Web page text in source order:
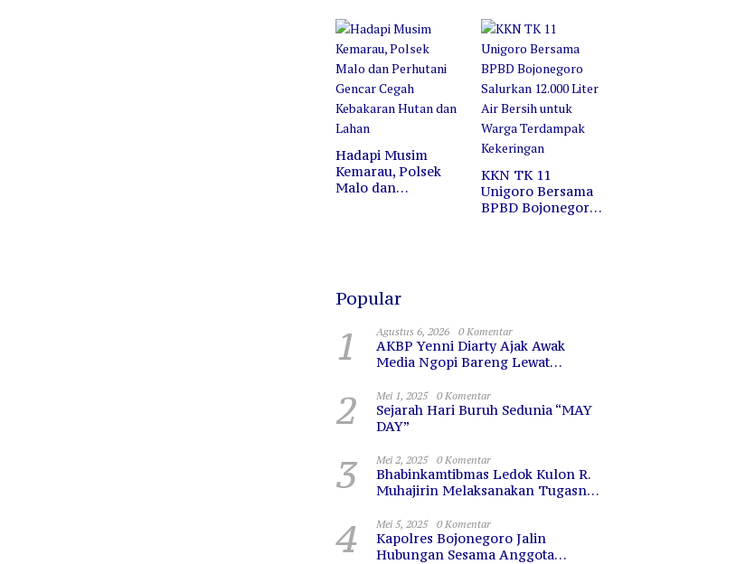
Cermin untuk
Berkaca
Pasar Wisata
Bojonegoro
Hadapi Musim
Kemarau, Polsek
Malo dan
KKN TK 11
Unigoro Bersama
BPBD Bojonegoro
Popular
1 Agustus 6, 2026 0 Komentar
AKBP Yenni Diarty Ajak Awak
Media Ngopi Bareng Lewat
Sinergi
2 Mei 1, 2025 0 Komentar
Sejarah Hari Buruh Sedunia “MAY
DAY”
3 Mei 2, 2025 0 Komentar
Bhabinkamtibmas Ledok Kulon R.
Muhajirin Melaksanakan Tugasnya
4 Mei 5, 2025 0 Komentar
Kapolres Bojonegoro Jalin
Hubungan Sesama Anggota